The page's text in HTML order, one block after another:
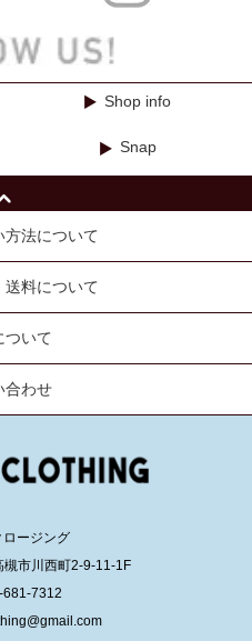
Shop info
Snap
方法について
送料について
ついて
合わせ
ロージング
市川西町2-9-11-1F
681-7312